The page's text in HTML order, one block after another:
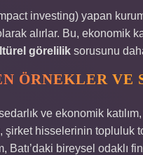
investing) yapan
alırlar. Bu, ekonomik
görelilik sorusunu
ÖRNEKLER VE
ve ekonomik
, şirket hisselerinin topluluk
Batı’daki bireysel odaklı